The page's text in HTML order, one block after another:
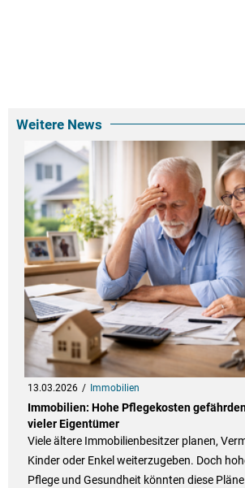
Weitere News
13.03.2026 Immobilien
Immobilien: Hohe Pflegekosten
vieler Eigentümer
Viele ältere Immobilienbesitzer planen,
Kinder oder Enkel weiterzugeben. Doch
Pflege und Gesundheit könnten diese